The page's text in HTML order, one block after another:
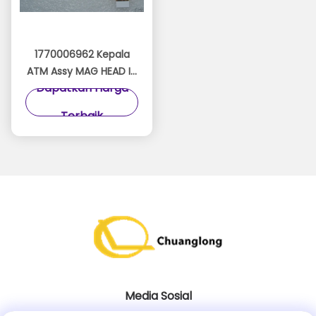
1770006962 Kepala
ATM Assy MAG HEAD ID
18 01770006962
Dapatkan Harga
Terbaik
Media Sosial